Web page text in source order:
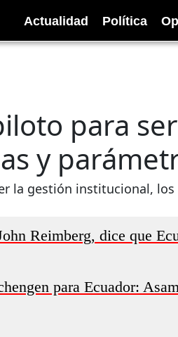
Actualidad Política
para
y
la gestión institucional,
Reimberg, dice que
para Ecuador: